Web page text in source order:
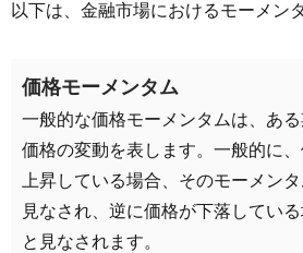
以下は、金融市場におけるモーメン
価格モーメンタム
一般的な価格モーメンタムは、ある
価格の変動を表します。一般的に
上昇している場合、そのモーメン
見なされ、逆に価格が下落している
と見なされます。